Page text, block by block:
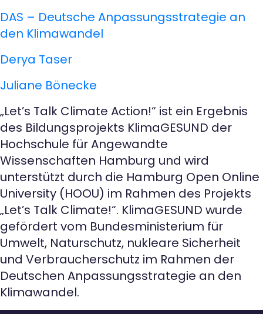
DAS – Deutsche Anpassungsstrategie an
den Klimawandel
Derya Taser
Juliane Bönecke
„Let’s Talk Climate Action!“ ist ein Ergebnis
des Bildungsprojekts KlimaGESUND der
Hochschule für Angewandte
Wissenschaften Hamburg und wird
unterstützt durch die Hamburg Open Online
University (HOOU) im Rahmen des Projekts
„Let’s Talk Climate!“. KlimaGESUND wurde
gefördert vom Bundesministerium für
Umwelt, Naturschutz, nukleare Sicherheit
und Verbraucherschutz im Rahmen der
Deutschen Anpassungsstrategie an den
Klimawandel.